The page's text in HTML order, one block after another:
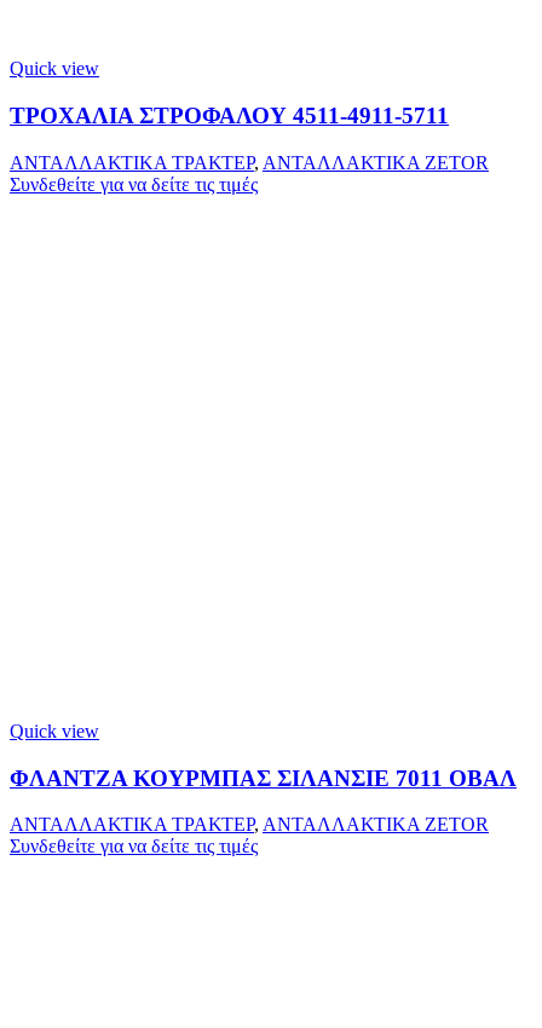
Quick view
ΤΡΟΧΑΛΙΑ ΣΤΡΟΦΑΛΟΥ 4511-4911-5711
ΑΝΤΑΛΛΑΚΤΙΚΑ ΤΡΑΚΤΕΡ, ΑΝΤΑΛΛΑΚΤΙΚΑ ZETOR
Συνδεθείτε για να δείτε τις τιμές
Quick view
ΦΛΑΝΤΖΑ ΚΟΥΡΜΠΑΣ ΣΙΛΑΝΣΙΕ 7011 ΟΒΑΛ
ΑΝΤΑΛΛΑΚΤΙΚΑ ΤΡΑΚΤΕΡ, ΑΝΤΑΛΛΑΚΤΙΚΑ ZETOR
Συνδεθείτε για να δείτε τις τιμές